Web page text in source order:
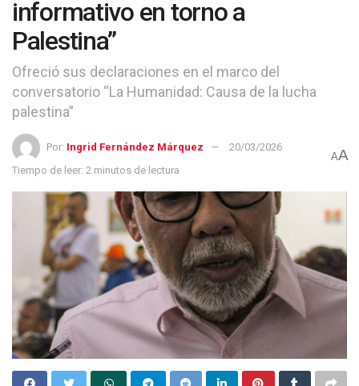
informativo en torno a
Palestina”
Ofreció sus declaraciones en el marco del
conversatorio “La Humanidad: Causa de la lucha
palestina”
Por: Ingrid Fernández Márquez
20/03/2026
Tiempo de leer: 2 minutos de lectura
AA